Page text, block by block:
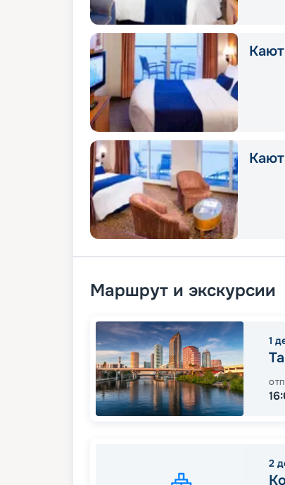
Маршрут и экскурсии
1
2